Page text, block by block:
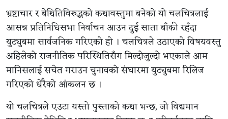
भ्रष्टाचार र बेथितिविरुद्धको कथावस्तुमा बनेको यो चलचित्रलाई
आसन्न प्रतिनिधिसभा निर्वाचन आउन दुई साता बाँकी रहँदा
युट्युबमा सार्वजनिक गरिएको हो । चलचित्रले उठाएको विषयवस्तु
अहिलेको राजनीतिक परिस्थितिसँग मिल्दोजुल्दो भएकाले आम
मानिसलाई सचेत गराउन चुनावको संघारमा युट्युबमा रिलिज
गरिएको धेरैको आंकलन छ ।
यो चलचित्रले एउटा यस्तो पुस्ताको कथा भन्छ, जो विद्यमान